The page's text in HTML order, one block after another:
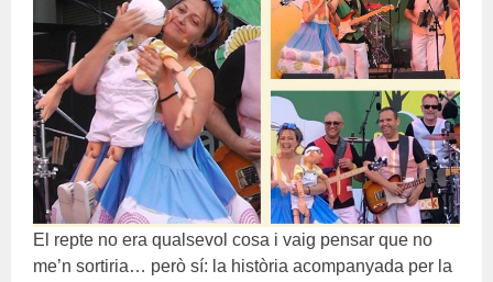
El repte no era qualsevol cosa i vaig pensar que no
me’n sortiria… però sí: la història acompanyada per la